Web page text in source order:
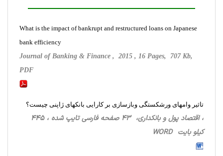
What is the impact of bankrupt and restructured loans on Japanese
bank efficiency
Journal of Banking & Finance , 2015 , 16 Pages, 707 Kb,
PDF
تاثیر وامهای ورشکستگی وبازسازی بر کارایی بانکهای ژاپنی چیست؟
، اقتصاد پول و بانکداری، 43 صفحه فارسی تایپ شده ، 445
کیلو بایت WORD